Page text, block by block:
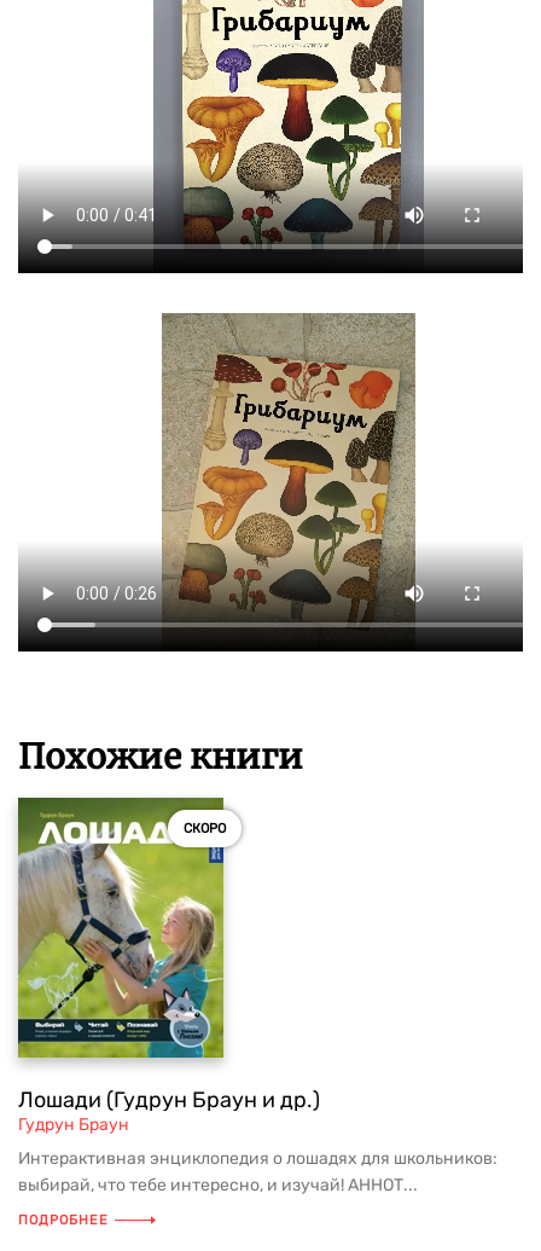
Похожие книги
СКОРО
Лошади (Гудрун Браун и др.)
Гудрун Браун
Интерактивная энциклопедия о лошадях для школьников:
выбирай, что тебе интересно, и изучай! АННОТ...
ПОДРОБНЕЕ